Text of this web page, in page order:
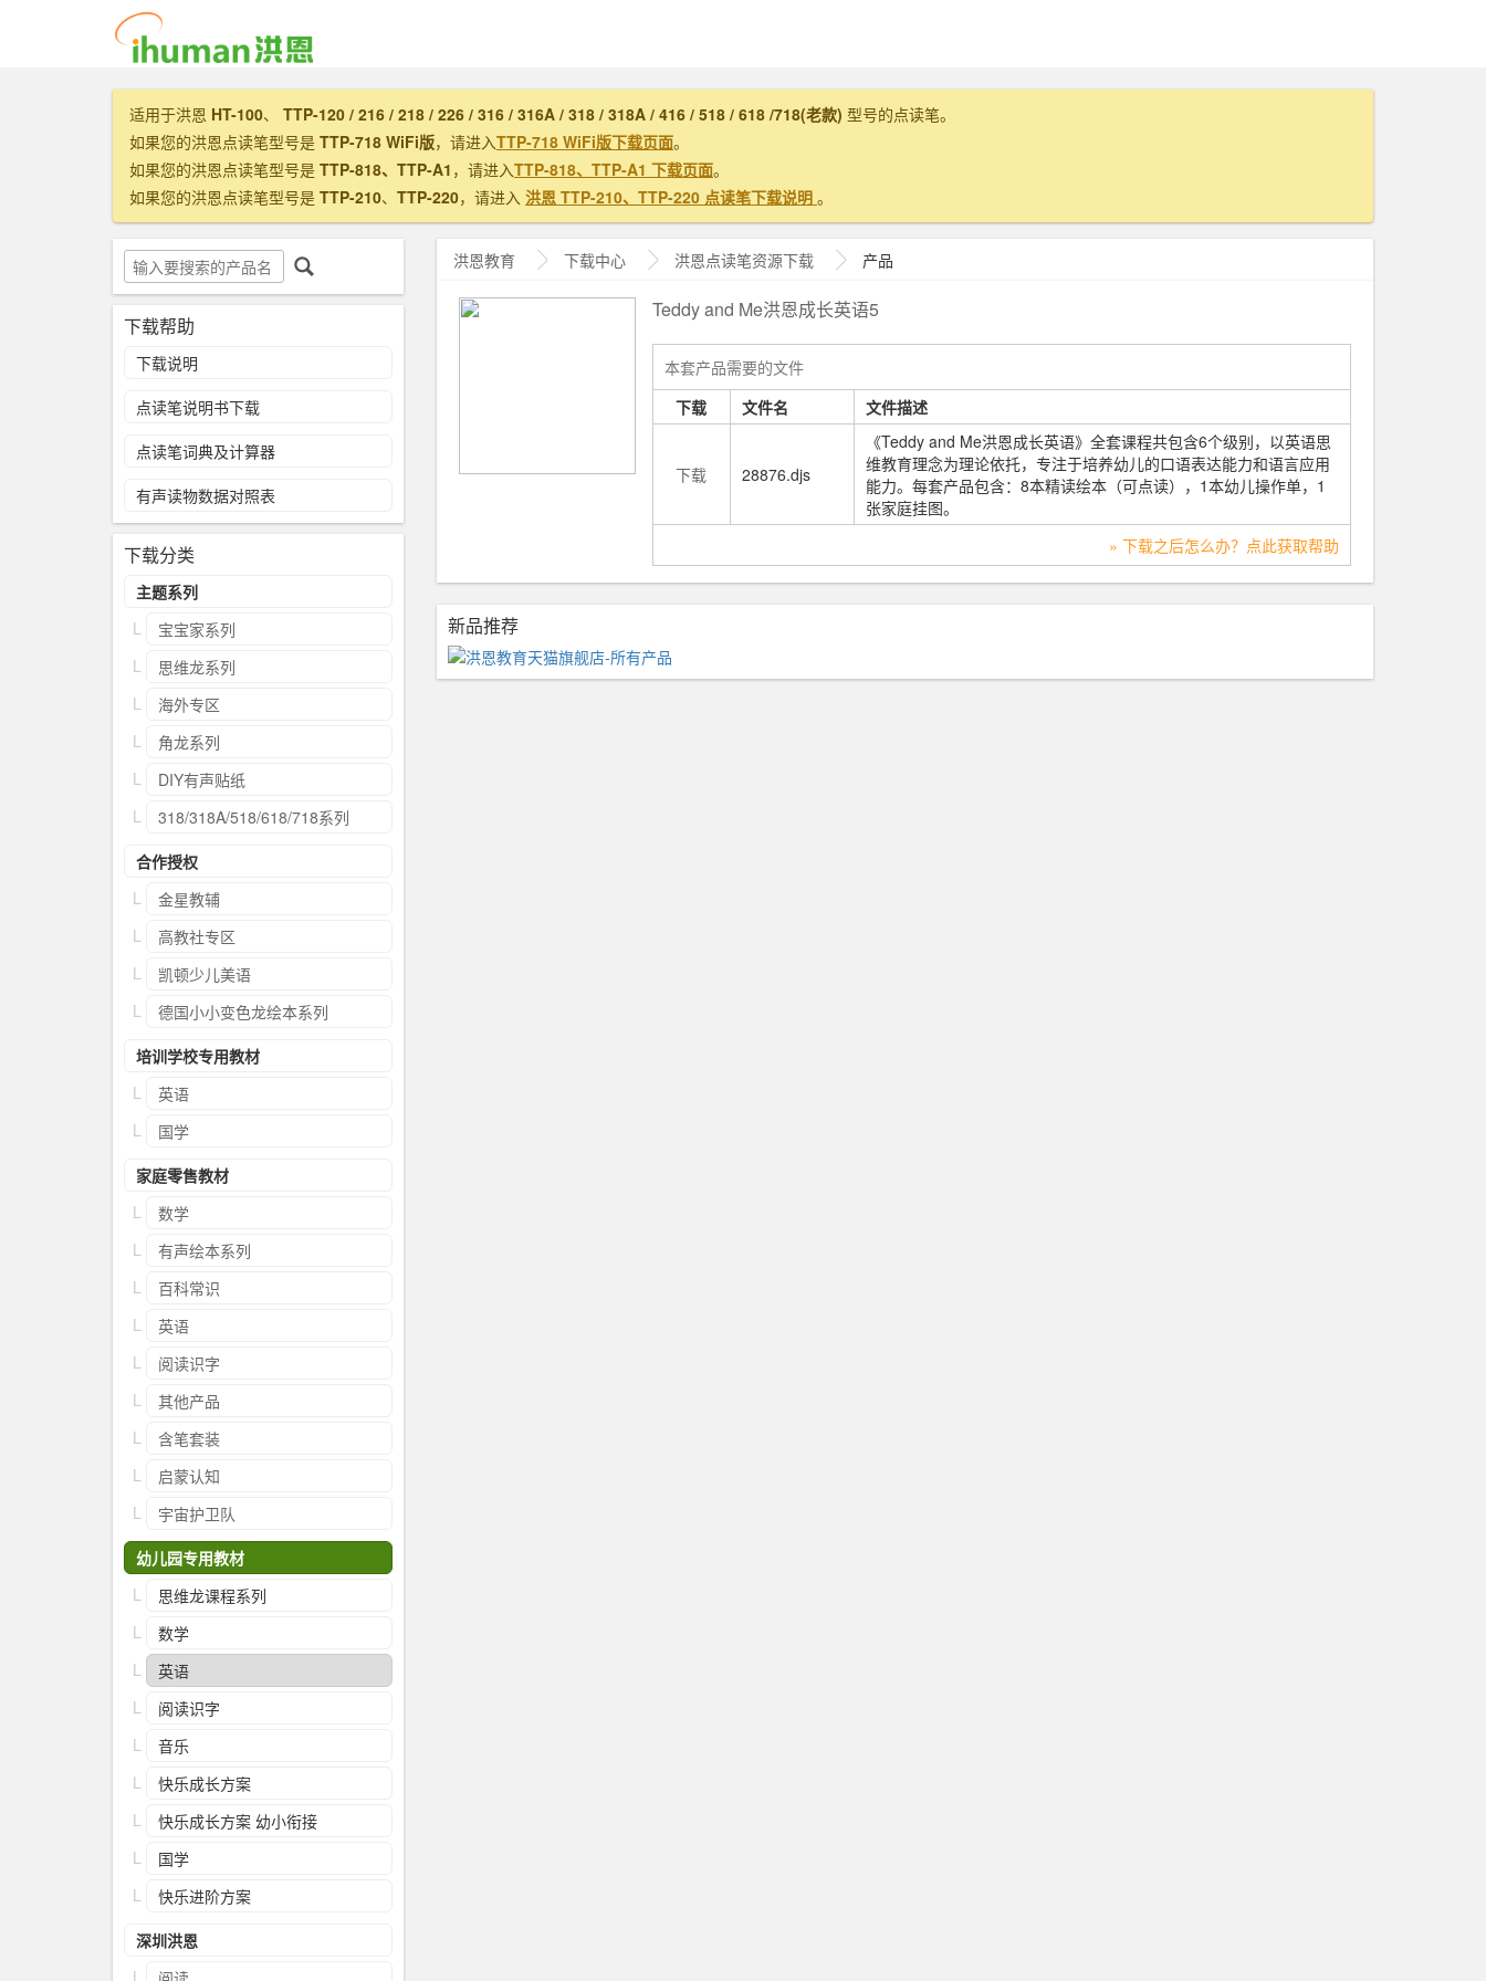
适用于洪恩 HT-100、 TTP-120 / 216 / 218 / 226 / 316 / 316A / 318 / 318A / 416 / 518 / 618 /718(老款) 型号的点读笔。
如果您的洪恩点读笔型号是 TTP-718 WiFi版，请进入TTP-718 WiFi版下载页面。
如果您的洪恩点读笔型号是 TTP-818、TTP-A1 ，请进入TTP-818、TTP-A1 下载页面。
如果您的洪恩点读笔型号是 TTP-210、 TTP-220，请进入 洪恩 TTP-210、TTP-220 点读笔下载说明 。
洪恩教育 下载中心 洪恩点读笔资源下载 产品
Teddy and Me洪恩成长英语5
本套产品需要的文件
下载
文件名 文件描述
下载 28876.djs
《Teddy and Me洪恩成长英语》全套课程共包含6个级别，以英语思
维教育理念为理论依托，专注于培养幼儿的口语表达能力和语言应用
能力。每套产品包含：8本精读绘本（可点读），1本幼儿操作单，1
张家庭挂图。
» 下载之后怎么办？点此获取帮助
新品推荐
下载帮助
下载说明
点读笔说明书下载
点读笔词典及计算器
有声读物数据对照表
下载分类
主题系列
宝宝家系列
思维龙系列
海外专区
角龙系列
DIY有声贴纸
318/318A/518/618/718系列
合作授权
金星教辅
高教社专区
凯顿少儿美语
德国小小变色龙绘本系列
培训学校专用教材
英语
国学
家庭零售教材
数学
有声绘本系列
百科常识
英语
阅读识字
其他产品
含笔套装
启蒙认知
宇宙护卫队
幼儿园专用教材
思维龙课程系列
数学
英语
阅读识字
音乐
快乐成长方案
快乐成长方案 幼小衔接
国学
快乐进阶方案
深圳洪恩